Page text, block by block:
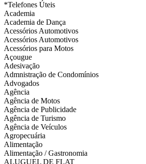
*Telefones Úteis
Academia
Academia de Dança
Acessórios Automotivos
Acessórios Automotivos
Acessórios para Motos
Açougue
Adesivação
Admnistração de Condomínios
Advogados
Agência
Agência de Motos
Agência de Publicidade
Agência de Turismo
Agência de Veículos
Agropecuária
Alimentação
Alimentação / Gastronomia
ALUGUEL DE FLAT